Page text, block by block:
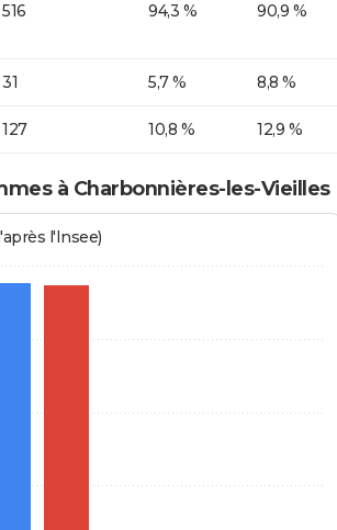
516 94,3 % 90,9 %
31 5,7 % 8,8 %
127 10,8 % 12,9 %
à Charbonnières-les-Vieilles
l'Insee)